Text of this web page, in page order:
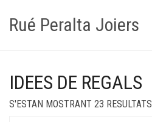
Rué Peralta Joiers
IDEES DE REGALS
S'ESTAN MOSTRANT 23 RESULTATS